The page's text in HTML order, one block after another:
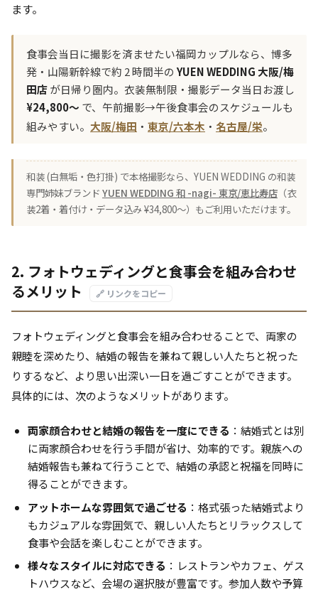
ます。
食事会当日に撮影を済ませたい福岡カップルなら、博多
発・山陽新幹線で約 2 時間半の YUEN WEDDING 大阪/梅
田店が日帰り圏内。衣装無制限・撮影データ当日お渡し
¥24,800〜 で、午前撮影→午後食事会のスケジュールも
組みやすい。 大阪/梅田 ・ 東京/六本木 ・ 名古屋/栄。
和装 (白無垢・色打掛) で本格撮影なら、YUEN WEDDING の和装
専門姉妹ブランド YUEN WEDDING 和 -nagi- 東京/恵比寿店 （衣
装2着・着付け・データ込み ¥34,800〜）もご利用いただけます。
2. フォトウェディングと食事会を組み合わせ
るメリット
🔗 リンクをコピー
フォトウェディングと食事会を組み合わせることで、両家の
親睦を深めたり、結婚の報告を兼ねて親しい人たちと祝った
りするなど、より思い出深い一日を過ごすことができます。
具体的には、次のようなメリットがあります。
両家顔合わせと結婚の報告を一度にできる ：結婚式とは別
に両家顔合わせを行う手間が省け、効率的です。親族への
結婚報告も兼ねて行うことで、結婚の承認と祝福を同時に
得ることができます。
アットホームな雰囲気で過ごせる ：格式張った結婚式より
もカジュアルな雰囲気で、親しい人たちとリラックスして
食事や会話を楽しむことができます。
様々なスタイルに対応できる ：レストランやカフェ、ゲス
トハウスなど、会場の選択肢が豊富です。参加人数や予算